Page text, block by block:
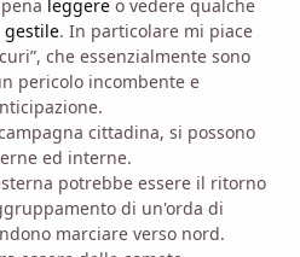
leggere o vedere qualche
gestile. In particolare mi piace
che essenzialmente sono
pericolo incombente e
cittadina, si possono
ed interne.
potrebbe essere il ritorno
di un'orda di
marciare verso nord.